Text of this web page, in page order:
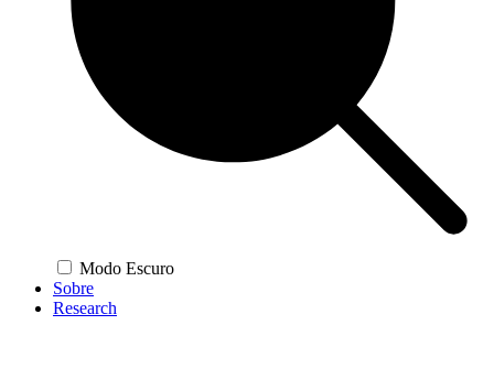
Modo Escuro
Sobre
Research